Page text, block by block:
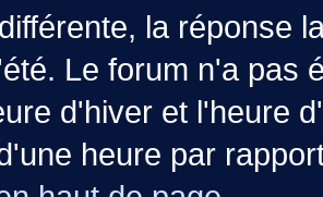
la réponse
Le forum n'a pas
d'hiver et l'heure
heure par